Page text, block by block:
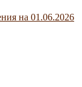
на 01.06.2026